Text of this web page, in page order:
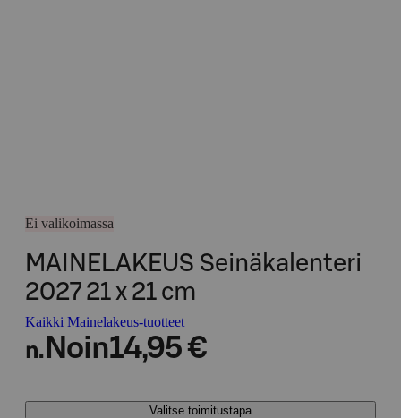
Ei valikoimassa
MAINELAKEUS Seinäkalenteri
2027 21 x 21 cm
Kaikki Mainelakeus-tuotteet
n. Noin14,95 €
Valitse toimitustapa